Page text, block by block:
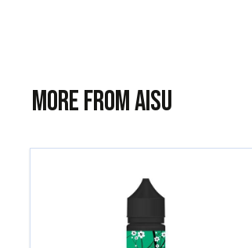
More from AISU